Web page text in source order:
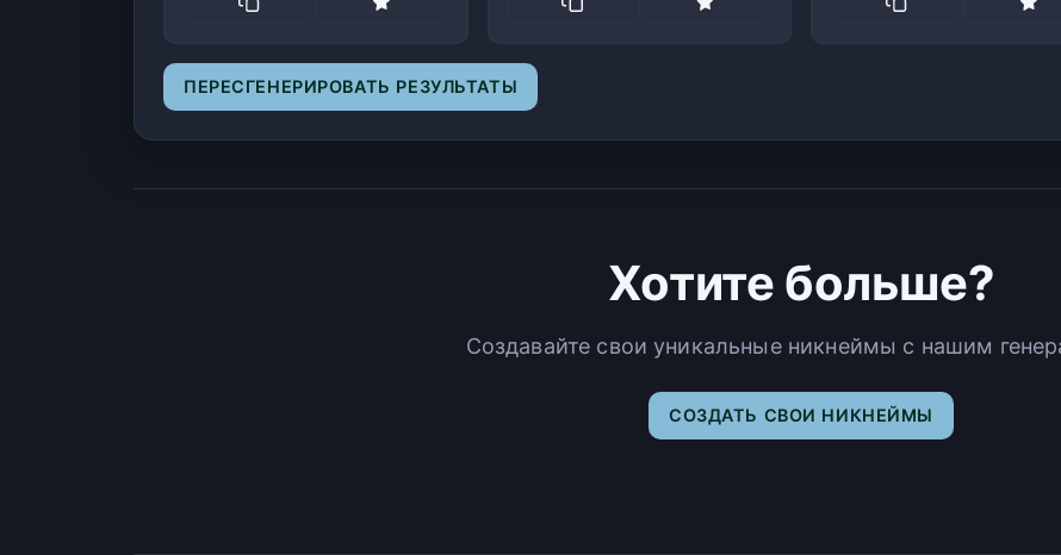
ПЕРЕСГЕНЕРИРОВАТЬ РЕЗУЛЬТАТЫ
Хотите больше?
Создавайте свои уникальные никнеймы с нашим
СОЗДАТЬ СВОИ НИКНЕЙМЫ